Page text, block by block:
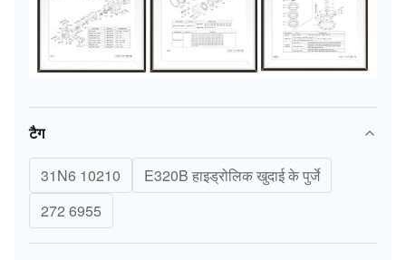
टैग
31N6 10210
E320B हाइड्रोलिक खुदाई के पुर्जे
272 6955